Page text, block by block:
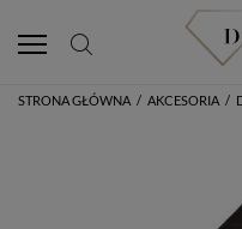
STRONA GŁÓWNA / AKCESORIA /